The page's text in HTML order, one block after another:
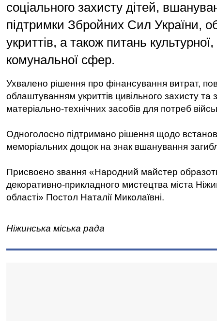
соціального захисту дітей,
підтримки Збройних Сил України,
укриттів, а також питань
комунальної сфер.
Ухвалено рішення про фінансування витрат,
облаштуванням укриттів цивільного захисту та
матеріально-технічних засобів для потреб
Одноголосно підтримано рішення щодо
меморіальних дощок на знак вшанування
Присвоєно звання «Народний майстер
декоративно-прикладного мистецтва міста
області» Постол Наталії Миколаївні.
Ніжинська міська рада